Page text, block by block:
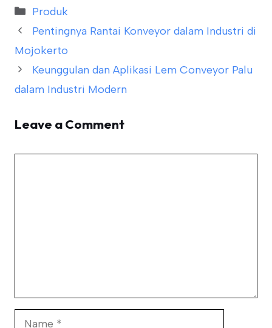
Categories
Produk
Pentingnya Rantai Konveyor dalam Industri di
Mojokerto
Keunggulan dan Aplikasi Lem Conveyor Palu
dalam Industri Modern
Leave a Comment